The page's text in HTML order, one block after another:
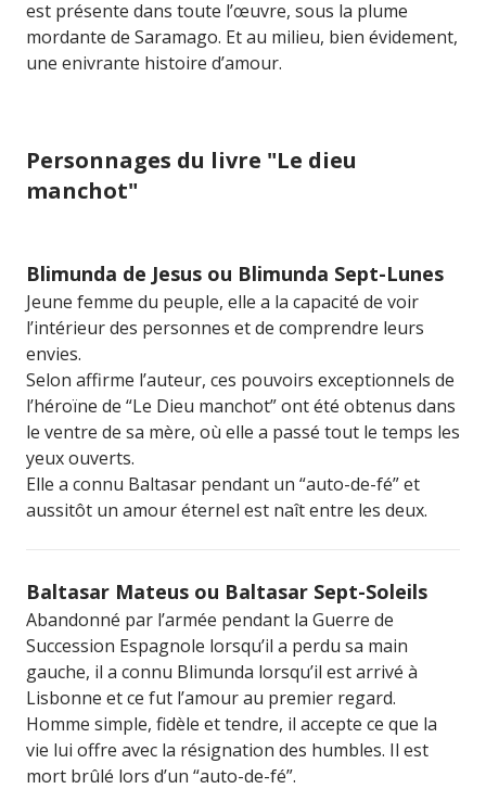
est présente dans toute l’œuvre, sous la plume
mordante de Saramago. Et au milieu, bien évidement,
une enivrante histoire d’amour.
Personnages du livre "Le dieu
manchot"
Blimunda de Jesus ou Blimunda Sept-Lunes
Jeune femme du peuple, elle a la capacité de voir
l’intérieur des personnes et de comprendre leurs
envies.
Selon affirme l’auteur, ces pouvoirs exceptionnels de
l’héroïne de “Le Dieu manchot” ont été obtenus dans
le ventre de sa mère, où elle a passé tout le temps les
yeux ouverts.
Elle a connu Baltasar pendant un “auto-de-fé” et
aussitôt un amour éternel est naît entre les deux.
Baltasar Mateus ou Baltasar Sept-Soleils
Abandonné par l’armée pendant la Guerre de
Succession Espagnole lorsqu’il a perdu sa main
gauche, il a connu Blimunda lorsqu’il est arrivé à
Lisbonne et ce fut l’amour au premier regard.
Homme simple, fidèle et tendre, il accepte ce que la
vie lui offre avec la résignation des humbles. Il est
mort brûlé lors d’un “auto-de-fé”.